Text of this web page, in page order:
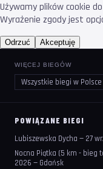
Używamy plików cookie
Wyrażenie zgody jest
Odrzuć Akceptuję
WIĘCEJ BIEGÓW
Wszystkie biegi w Polsce
POWIĄZANE BIEGI
Lubiszewska Dycha — 27
Nocna Piątka (5 km - bieg
2026 — Gdańsk